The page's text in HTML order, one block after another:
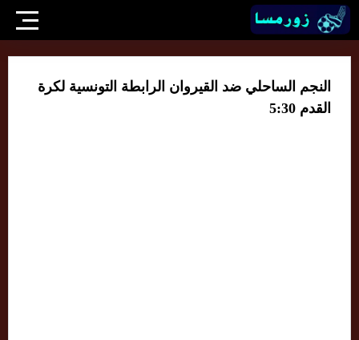
النجم الساحلي ضد القيروان الرابطة التونسية لكرة
القدم 5:30